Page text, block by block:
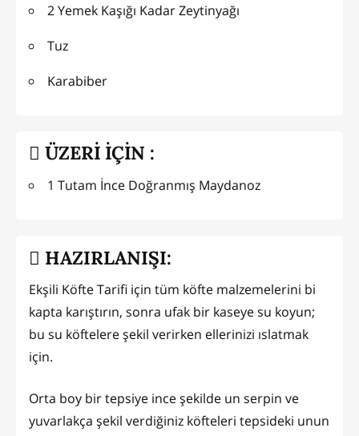
2 Yemek Kaşığı Kadar Zeytinyağı
Tuz
Karabiber
ÜZERİ İÇİN :
1 Tutam İnce Doğranmış Maydanoz
HAZIRLANIŞI:
Ekşili Köfte Tarifi için tüm köfte malzemelerini bi
kapta karıştırın, sonra ufak bir kaseye su koyun;
bu su köftelere şekil verirken ellerinizi ıslatmak
için.
Orta boy bir tepsiye ince şekilde un serpin ve
yuvarlakça şekil verdiğiniz köfteleri tepsideki unun